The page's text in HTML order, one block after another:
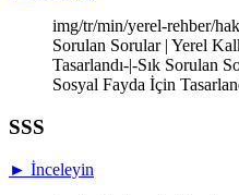
img/tr/min/yerel-rehber/
Sorulan Sorular | Yerel
Tasarlandı-|-Sık Sorulan
Sosyal Fayda İçin
SSS
► İnceleyin